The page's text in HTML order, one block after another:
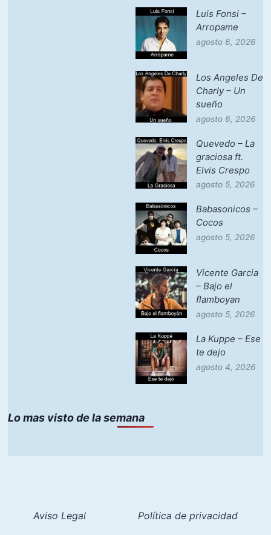
Luis Fonsi –
Arropame
agosto 6, 2026
Los Angeles De
Charly – Un
sueño
agosto 6, 2026
Quevedo – La
graciosa ft.
Elvis Crespo
agosto 5, 2026
Babasonicos –
Cocos
agosto 5, 2026
Vicente Garcia
– Bajo el
flamboyan
agosto 5, 2026
La Kuppe – Ese
te dejo
agosto 4, 2026
Lo mas visto de la semana
Aviso Legal Política de privacidad